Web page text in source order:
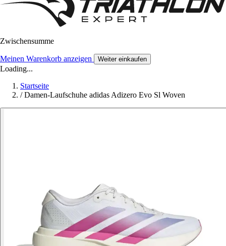
Zwischensumme
Meinen Warenkorb anzeigen Weiter einkaufen
Loading...
Startseite
/ Damen-Laufschuhe adidas Adizero Evo Sl Woven